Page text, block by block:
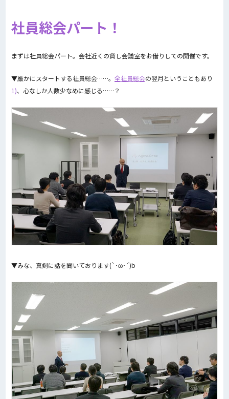
社員総会パート！
まずは社員総会パート。会社近くの貸し会議室をお借りしての開催です。
▼厳かにスタートする社員総会……。 全社員総会の翌月ということもあり
1)、心なしか人数少なめに感じる……？
▼みな、真剣に話を聞いております(`･ω･´)b